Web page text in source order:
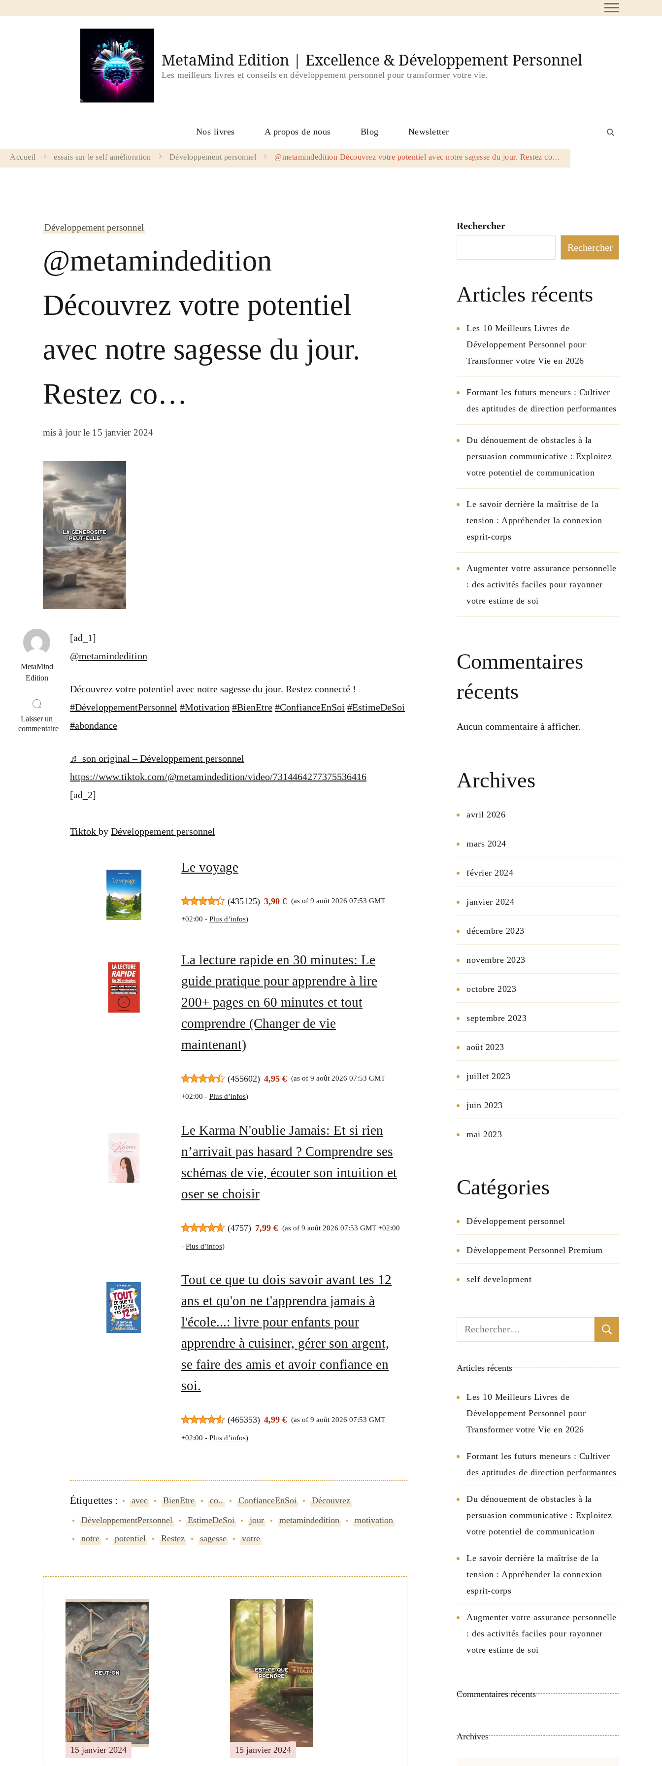
MetaMind Edition | Excellence & Développement Personnel
Les meilleurs livres et conseils en développement personnel pour transformer votre vie.
Nos livres A propos de nous Blog Newsletter
Accueil essais sur le self amélioration Développement personnel @metamindedition Découvrez votre potentiel avec notre sagesse du jour. Restez co…
Développement personnel
@metamindedition
Découvrez votre potentiel
avec notre sagesse du jour.
Restez co…
mis à jour le 15 janvier 2024
MetaMind
Edition
Laisser un
commentaire
[ad_1]
@metamindedition
Découvrez votre potentiel avec notre sagesse du jour. Restez connecté !
#DéveloppementPersonnel #Motivation #BienEtre #ConfianceEnSoi #EstimeDeSoi
#abondance
♬ son original – Développement personnel
https://www.tiktok.com/@metamindedition/video/7314464277375536416
[ad_2]
Tiktok by Développement personnel
Le voyage
(435125) 3,90 € (as of 9 août 2026 07:53 GMT
+02:00 -Plus d’infos)
La lecture rapide en 30 minutes: Le
guide pratique pour apprendre à lire
200+ pages en 60 minutes et tout
comprendre (Changer de vie
maintenant)
(455602) 4,95 € (as of 9 août 2026 07:53 GMT
+02:00 -Plus d’infos)
Le Karma N'oublie Jamais: Et si rien
n’arrivait pas hasard ? Comprendre ses
schémas de vie, écouter son intuition et
oser se choisir
(4757) 7,99 € (as of 9 août 2026 07:53 GMT +02:00
-Plus d’infos)
Tout ce que tu dois savoir avant tes 12
ans et qu'on ne t'apprendra jamais à
l'école...: livre pour enfants pour
apprendre à cuisiner, gérer son argent,
se faire des amis et avoir confiance en
soi.
(465353) 4,99 € (as of 9 août 2026 07:53 GMT
+02:00 -Plus d’infos)
Étiquettes : avec BienEtre co.. ConfianceEnSoi
Découvrez
DéveloppementPersonnel
EstimeDeSoi jour metamindedition
motivation
notre
potentiel Restez sagesse votre
Navigation
de
publication
15 janvier 2024 15 janvier 2024
Rechercher
Rechercher
Articles récents
Les 10 Meilleurs Livres de
Développement Personnel pour
Transformer votre Vie en 2026
Formant les futurs meneurs : Cultiver
des aptitudes de direction performantes
Du dénouement de obstacles à la
persuasion communicative : Exploitez
votre potentiel de communication
Le savoir derrière la maîtrise de la
tension : Appréhender la connexion
esprit-corps
Augmenter votre assurance personnelle
: des activités faciles pour rayonner
votre estime de soi
Commentaires
récents
Aucun commentaire à afficher.
Archives
avril 2026
mars 2024
février 2024
janvier 2024
décembre 2023
novembre 2023
octobre 2023
septembre 2023
août 2023
juillet 2023
juin 2023
mai 2023
Catégories
Développement personnel
Développement Personnel Premium
self development
Rechercher :
Articles récents
Les 10 Meilleurs Livres de
Développement Personnel pour
Transformer votre Vie en 2026
Formant les futurs meneurs : Cultiver
des aptitudes de direction performantes
Du dénouement de obstacles à la
persuasion communicative : Exploitez
votre potentiel de communication
Le savoir derrière la maîtrise de la
tension : Appréhender la connexion
esprit-corps
Augmenter votre assurance personnelle
: des activités faciles pour rayonner
votre estime de soi
Commentaires récents
Archives